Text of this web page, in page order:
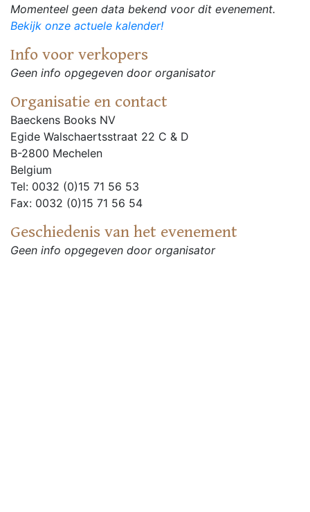
Momenteel geen data bekend voor dit evenement.
Bekijk onze actuele kalender!
Info voor verkopers
Geen info opgegeven door organisator
Organisatie en contact
Baeckens Books NV
Egide Walschaertsstraat 22 C & D
B-2800 Mechelen
Belgium
Tel: 0032 (0)15 71 56 53
Fax: 0032 (0)15 71 56 54
Geschiedenis van het evenement
Geen info opgegeven door organisator